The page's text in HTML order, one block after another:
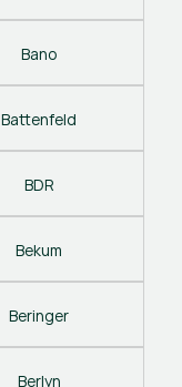
Bano
Battenfeld
BDR
Bekum
Beringer
Berlyn